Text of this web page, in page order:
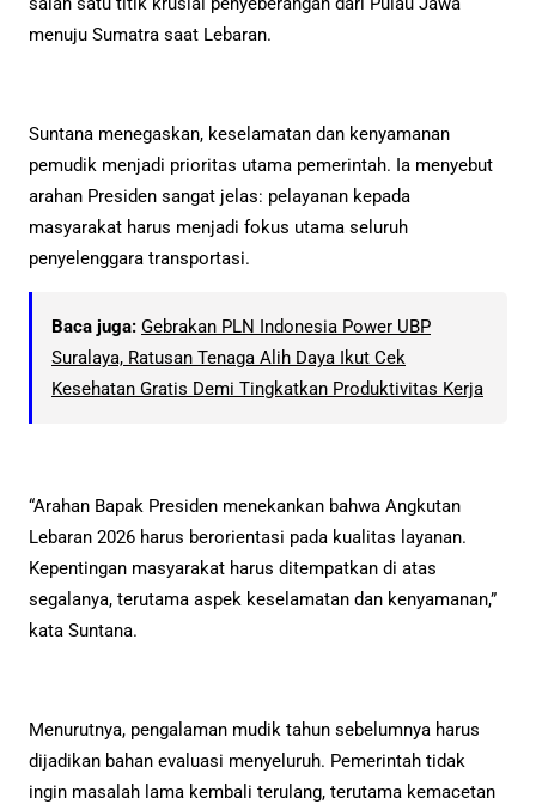
menuju Sumatra saat Lebaran.
Suntana menegaskan, keselamatan dan kenyamanan
pemudik menjadi prioritas utama pemerintah. Ia menyebut
arahan Presiden sangat jelas: pelayanan kepada
masyarakat harus menjadi fokus utama seluruh
penyelenggara transportasi.
Baca juga: Gebrakan PLN Indonesia Power UBP
Suralaya, Ratusan Tenaga Alih Daya Ikut Cek
Kesehatan Gratis Demi Tingkatkan Produktivitas Kerja
“Arahan Bapak Presiden menekankan bahwa Angkutan
Lebaran 2026 harus berorientasi pada kualitas layanan.
Kepentingan masyarakat harus ditempatkan di atas
segalanya, terutama aspek keselamatan dan kenyamanan,”
kata Suntana.
Menurutnya, pengalaman mudik tahun sebelumnya harus
dijadikan bahan evaluasi menyeluruh. Pemerintah tidak
ingin masalah lama kembali terulang, terutama kemacetan